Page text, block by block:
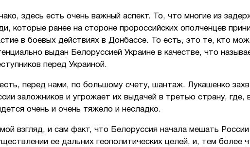
здесь есть очень важный аспект. То, что многие из
которые ранее на стороне пророссийских ополченцев
в боевых действиях в Донбассе. То есть, это те, кто
выдан Белоруссией Украине в качестве, что
перед Украиной.
перед нами, по большому счету, шантаж. Лукашенко
заложников и угрожает их выдачей в третью страну,
очень и очень тяжело и несладко.
взгляд, и сам факт, что Белоруссия начала мешать
ее дальних геополитических целей, и, тем более